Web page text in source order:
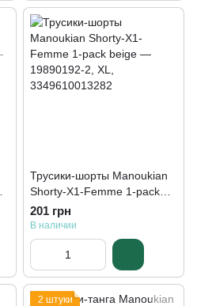
Трусики-шорты Manoukian
Shorty-X1-Femme 1-pack
beige — 19890192-2
201 грн
В наличии
2 штуки